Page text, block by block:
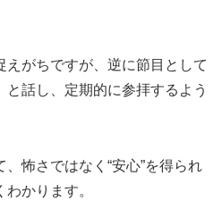
えがちですが、逆に節目として
話し、定期的に参拝するよう
怖さではなく“安心”を得られ
かります。